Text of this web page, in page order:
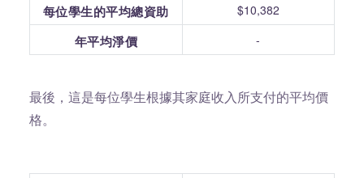
每位學生的平均總資助 $10,382
年平均淨價 -
最後，這是每位學生根據其家庭收入所支付的平均價
格。